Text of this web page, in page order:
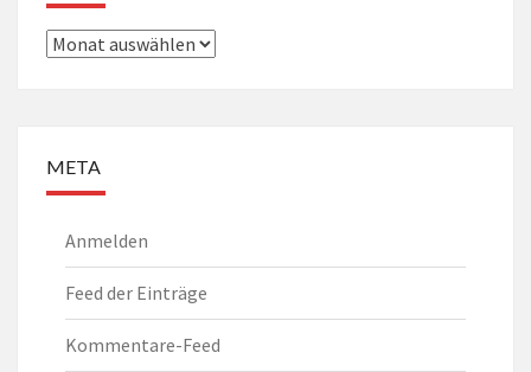
Archive
META
Anmelden
Feed der Einträge
Kommentare-Feed